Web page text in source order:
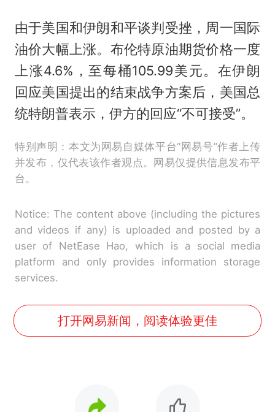
由于美国和伊朗和平谈判受挫，周一国际
油价大幅上涨。布伦特原油期货价格一度
上涨4.6%，至每桶105.99美元。在伊朗
回应美国提出的结束战争方案后，美国总
统特朗普表示，伊方的回应“不可接受”。
特别声明：本文为网易自媒体平台“网易号”作者上传
并发布，仅代表该作者观点。网易仅提供信息发布平
台。
Notice: The content above (including the pictures
and videos if any) is uploaded and posted by a
user of NetEase Hao, which is a social media
platform and only provides information storage
services.
打开网易新闻，阅读体验更佳